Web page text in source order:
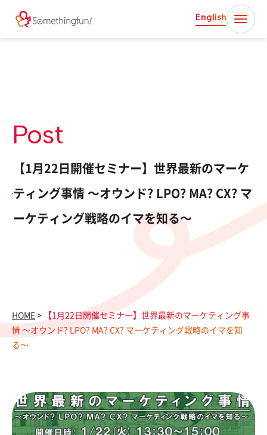
English
Post
【1月22日開催セミナー】世界最新のマーケ
ティング事情 〜オウンド? LPO? MA? CX? マ
ーケティング戦略のイマを知る〜
HOME >
【1月22日開催セミナー】世界最新のマーケティング事
情 〜オウンド? LPO? MA? CX? マーケティング戦略のイマを知
る〜